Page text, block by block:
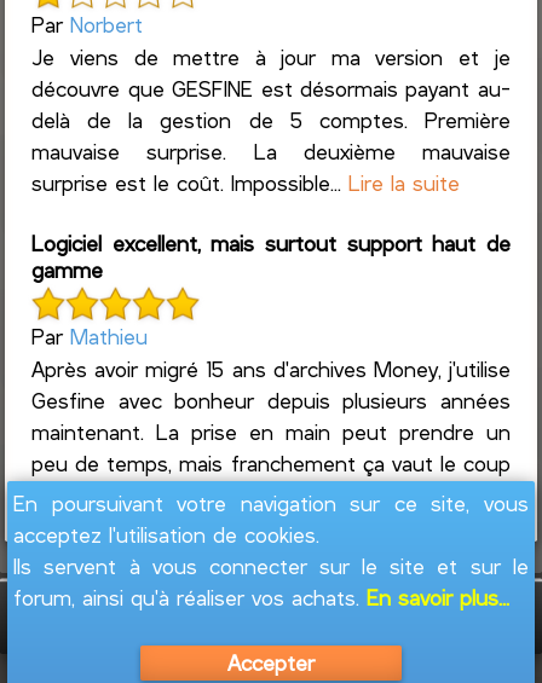
ParNorbert
Je viens de mettre à jour ma version et je
découvre que GESFINE est désormais payant au-
delà de la gestion de 5 comptes. Première
mauvaise surprise. La deuxième mauvaise
surprise est le coût. Impossible...Lire la suite
Logiciel excellent, mais surtout support haut de
gamme
ParMathieu
Après avoir migré 15 ans d'archives Money, j'utilise
Gesfine avec bonheur depuis plusieurs années
maintenant. La prise en main peut prendre un
peu de temps, mais franchement ça vaut le coup
de s...Lire la suite
En poursuivant votre navigation sur ce site, vous
acceptez l'utilisation de cookies.
Ils servent à vous connecter sur le site et sur le
forum, ainsi qu'à réaliser vos achats.En savoir plus...
Accepter
GesFine - Copyright © 2008 - 2026Jacques